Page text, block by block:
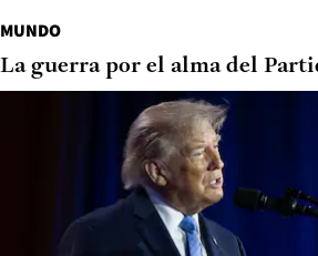
MUNDO
La guerra por el alma del